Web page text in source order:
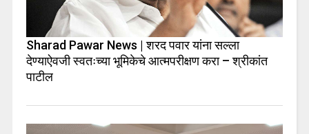
Sharad Pawar News | शरद पवार यांना सल्ला
देण्याऐवजी स्वतःच्या भूमिकेचे आत्मपरीक्षण करा – श्रीकांत
पाटील